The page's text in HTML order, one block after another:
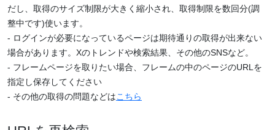
だし、取得のサイズ制限が大きく縮小され、取得制限を数回分(調
整中です)使います。
- ログインが必要になっているページは期待通りの取得が出来ない
場合があります。Xのトレンドや検索結果、その他のSNSなど。
- フレームページを取りたい場合、フレームの中のページのURLを
指定し保存してください
- その他の取得の問題などはこちら